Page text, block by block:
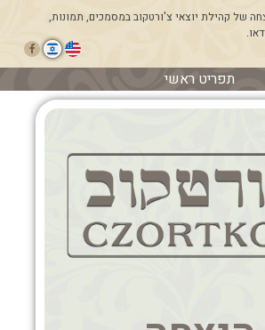
של קהילת יוצאי צ'ורטקוב במסמכים, תמונות,
תפריט ראשי